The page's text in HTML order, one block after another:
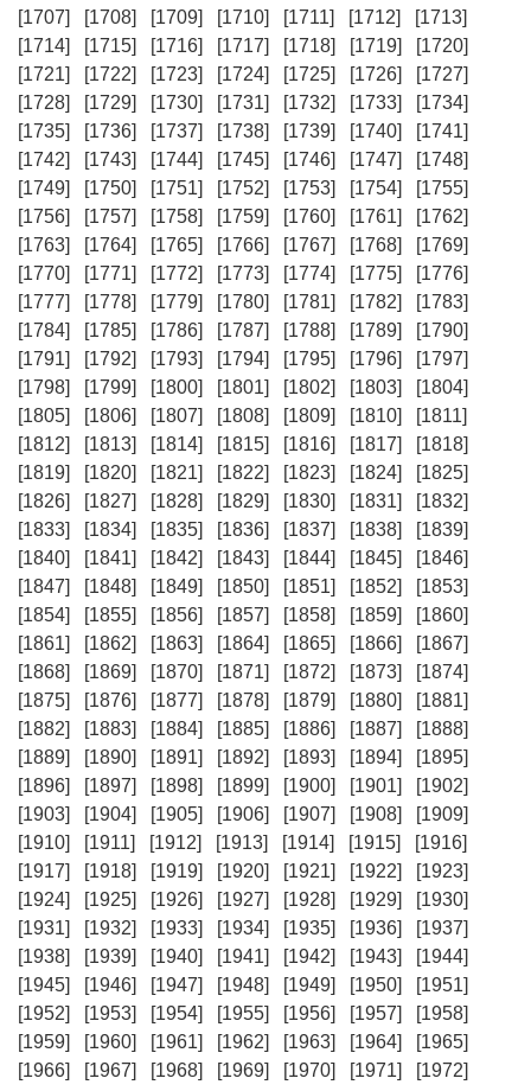
[1707]
[1708] [1709] [1710] [1711] [1712]
[1713]
[1714]
[1715] [1716] [1717] [1718] [1719]
[1720]
[1721]
[1722] [1723] [1724] [1725] [1726]
[1727]
[1728]
[1729] [1730] [1731] [1732] [1733]
[1734]
[1735]
[1736] [1737] [1738] [1739] [1740]
[1741]
[1742]
[1743] [1744] [1745] [1746] [1747]
[1748]
[1749]
[1750] [1751] [1752] [1753] [1754]
[1755]
[1756]
[1757] [1758] [1759] [1760] [1761]
[1762]
[1763]
[1764] [1765] [1766] [1767] [1768]
[1769]
[1770]
[1771] [1772] [1773] [1774] [1775]
[1776]
[1777]
[1778] [1779] [1780] [1781] [1782]
[1783]
[1784]
[1785] [1786] [1787] [1788] [1789]
[1790]
[1791]
[1792] [1793] [1794] [1795] [1796]
[1797]
[1798]
[1799] [1800] [1801] [1802] [1803]
[1804]
[1805]
[1806] [1807] [1808] [1809] [1810]
[1811]
[1812]
[1813] [1814] [1815] [1816] [1817]
[1818]
[1819]
[1820] [1821] [1822] [1823] [1824]
[1825]
[1826]
[1827] [1828] [1829] [1830] [1831]
[1832]
[1833]
[1834] [1835] [1836] [1837] [1838]
[1839]
[1840]
[1841] [1842] [1843] [1844] [1845]
[1846]
[1847]
[1848] [1849] [1850] [1851] [1852]
[1853]
[1854]
[1855] [1856] [1857] [1858] [1859]
[1860]
[1861]
[1862] [1863] [1864] [1865] [1866]
[1867]
[1868]
[1869] [1870] [1871] [1872] [1873]
[1874]
[1875]
[1876] [1877] [1878] [1879] [1880]
[1881]
[1882]
[1883] [1884] [1885] [1886] [1887]
[1888]
[1889]
[1890] [1891] [1892] [1893] [1894]
[1895]
[1896]
[1897] [1898] [1899] [1900] [1901]
[1902]
[1903]
[1904] [1905] [1906] [1907] [1908]
[1909]
[1910]
[1911] [1912] [1913] [1914] [1915]
[1916]
[1917]
[1918] [1919] [1920] [1921] [1922]
[1923]
[1924]
[1925] [1926] [1927] [1928] [1929]
[1930]
[1931]
[1932] [1933] [1934] [1935] [1936]
[1937]
[1938]
[1939] [1940] [1941] [1942] [1943]
[1944]
[1945]
[1946] [1947] [1948] [1949] [1950]
[1951]
[1952]
[1953] [1954] [1955] [1956] [1957]
[1958]
[1959]
[1960] [1961] [1962] [1963] [1964]
[1965]
[1966]
[1967] [1968] [1969] [1970] [1971]
[1972]